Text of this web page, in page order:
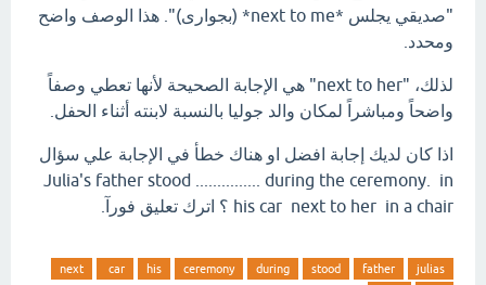
"صديقي يجلس *next to me* (بجوارى)". هذا الوصف واضح
ومحدد.
لذلك، "next to her" هي الإجابة الصحيحة لأنها تعطي وصفاً
واضحاً ومباشراً لمكان والد جوليا بالنسبة لابنته أثناء الحفل.
اذا كان لديك إجابة افضل او هناك خطأ في الإجابة علي سؤال
Julia's father stood ............... during the ceremony. in
his car next to her in a chair ؟ اترك تعليق فورآ.
julias
father
stood
during
ceremony
his
car
next